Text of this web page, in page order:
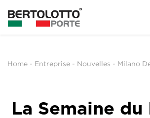
Home - Entreprise - Nouvelles - Milano
La Semaine du